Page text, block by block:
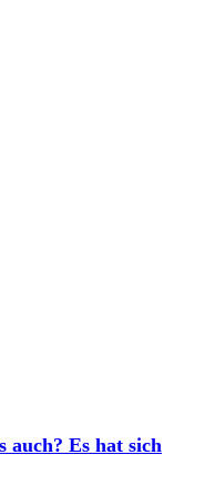
auch? Es hat sich